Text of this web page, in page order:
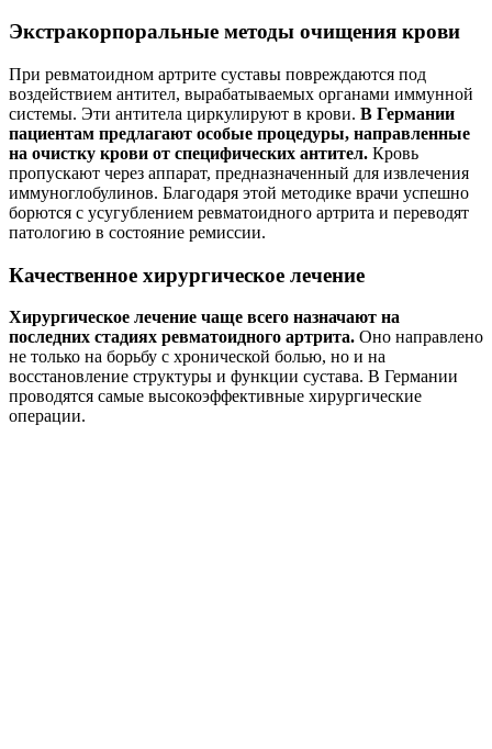
Экстракорпоральные методы очищения крови
При ревматоидном артрите суставы повреждаются под
воздействием антител, вырабатываемых органами иммунной
системы. Эти антитела циркулируют в крови. В Германии
пациентам предлагают особые процедуры, направленные
на очистку крови от специфических антител. Кровь
пропускают через аппарат, предназначенный для извлечения
иммуноглобулинов. Благодаря этой методике врачи успешно
борются с усугублением ревматоидного артрита и переводят
патологию в состояние ремиссии.
Качественное хирургическое лечение
Хирургическое лечение чаще всего назначают на
последних стадиях ревматоидного артрита. Оно направлено
не только на борьбу с хронической болью, но и на
восстановление структуры и функции сустава. В Германии
проводятся самые высокоэффективные хирургические
операции.